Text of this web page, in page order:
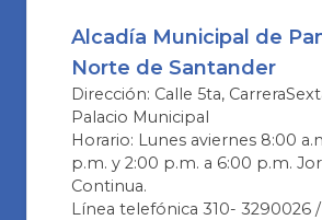
Alcadía Municipal de
Norte de Santander
Dirección: Calle 5ta,
Palacio Municipal
Horario: Lunes aviernes 8:00
p.m. y 2:00 p.m. a 6:00 p.m.
Continua.
Línea telefónica 310- 3290026